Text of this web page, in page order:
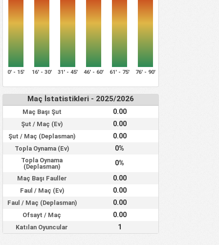
0' - 15' 16' - 30' 31' - 45' 46' - 60' 61' - 75' 76' - 90'
Maç İstatistikleri - 2025/2026
Maç Başı Şut 0.00
Şut / Maç (Ev) 0.00
Şut / Maç (Deplasman) 0.00
Topla Oynama (Ev) 0%
Topla Oynama
(Deplasman)
0%
Maç Başı Fauller 0.00
Faul / Maç (Ev) 0.00
Faul / Maç (Deplasman) 0.00
Ofsayt / Maç 0.00
Katılan Oyuncular 1